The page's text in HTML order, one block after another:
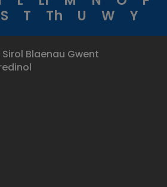
S T Th U W Y
Blaenau Gwent